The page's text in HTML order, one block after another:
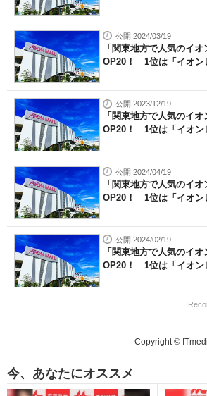
公開 2024/03/19
「関東地方で人気のイ
OP20！ 1位は「イオン
公開 2023/12/19
「関東地方で人気のイ
OP20！ 1位は「イオン
公開 2024/04/19
「関東地方で人気のイ
OP20！ 1位は「イオン
公開 2024/02/19
「関東地方で人気のイ
OP20！ 1位は「イオン
Copyright ©
今、あなたにオススメ